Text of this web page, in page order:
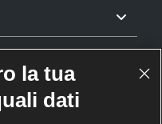
la tua
dati